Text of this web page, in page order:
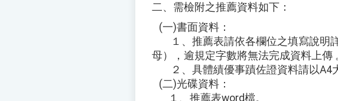
二、需檢附之推薦資料如下：
(一)書面資料：
１、推薦表請依各欄位之填寫說明
母），逾規定字數將無法完成資料上傳
２、具體績優事蹟佐證資料請以A4
(二)光碟資料：
１、推薦表word檔。